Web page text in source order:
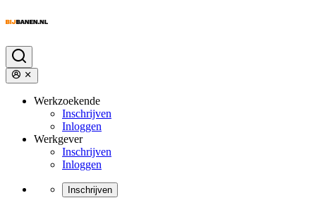
Werkzoekende
Inschrijven
Inloggen
Werkgever
Inschrijven
Inloggen
Inschrijven